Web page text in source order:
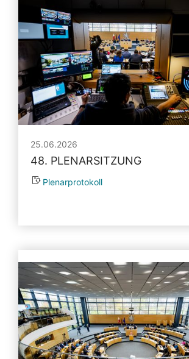
25.06.2026
48. PLENARSITZUNG
Plenarprotokoll